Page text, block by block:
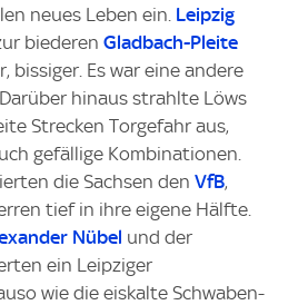
neues Leben ein. Leipzig
biederen Gladbach-Pleite
bissiger. Es war eine andere
hinaus strahlte Löws
Strecken Torgefahr aus,
gefällige Kombinationen.
die Sachsen den VfB,
tief in ihre eigene Hälfte.
Nübel und der
ein Leipziger
wie die eiskalte Schwaben-